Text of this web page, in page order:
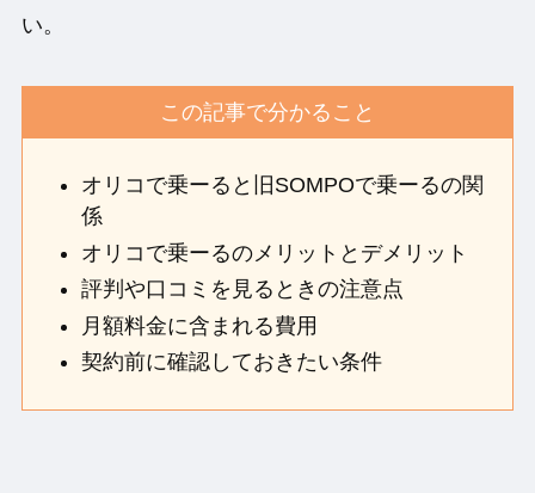
い。
この記事で分かること
オリコで乗ーると旧SOMPOで乗ーるの関
係
オリコで乗ーるのメリットとデメリット
評判や口コミを見るときの注意点
月額料金に含まれる費用
契約前に確認しておきたい条件